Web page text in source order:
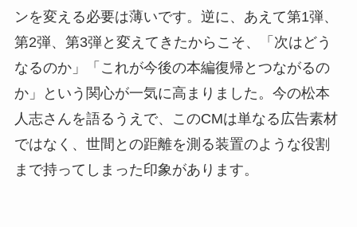
ンを変える必要は薄いです。逆に、あえて第1弾、
第2弾、第3弾と変えてきたからこそ、「次はどう
なるのか」「これが今後の本編復帰とつながるの
か」という関心が一気に高まりました。今の松本
人志さんを語るうえで、このCMは単なる広告素材
ではなく、世間との距離を測る装置のような役割
まで持ってしまった印象があります。